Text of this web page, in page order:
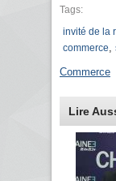
Tags:
invité de la
commerce
Commerce
Lire